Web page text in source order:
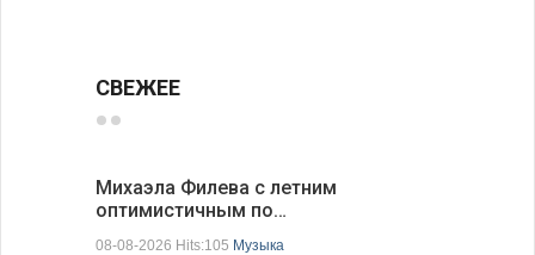
СВЕЖЕЕ
Михаэла Филева с летним
оптимистичным по…
08-08-2026 Hits:105 Музыка